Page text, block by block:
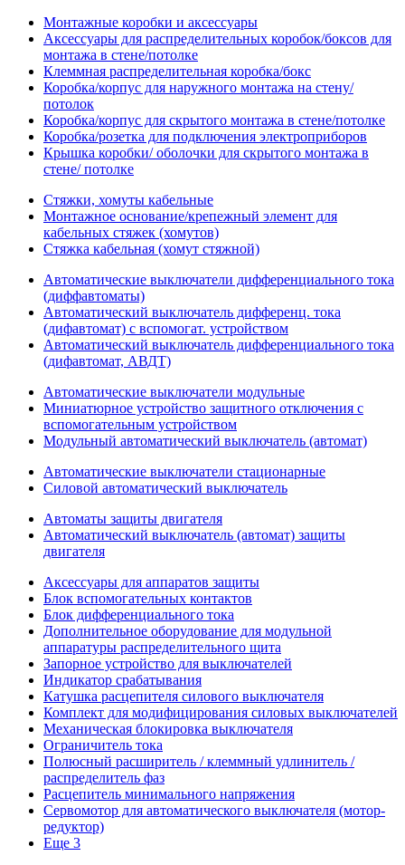
Монтажные коробки и аксессуары
Аксессуары для распределительных коробок/боксов для
монтажа в стене/потолке
Клеммная распределительная коробка/бокс
Коробка/корпус для наружного монтажа на стену/
потолок
Коробка/корпус для скрытого монтажа в стене/потолке
Коробка/розетка для подключения электроприборов
Крышка коробки/ оболочки для скрытого монтажа в
стене/ потолке
Стяжки, хомуты кабельные
Монтажное основание/крепежный элемент для
кабельных стяжек (хомутов)
Стяжка кабельная (хомут стяжной)
Автоматические выключатели дифференциального тока
(диффавтоматы)
Автоматический выключатель дифференц. тока
(дифавтомат) с вспомогат. устройством
Автоматический выключатель дифференциального тока
(дифавтомат, АВДТ)
Автоматические выключатели модульные
Миниатюрное устройство защитного отключения с
вспомогательным устройством
Модульный автоматический выключатель (автомат)
Автоматические выключатели стационарные
Силовой автоматический выключатель
Автоматы защиты двигателя
Автоматический выключатель (автомат) защиты
двигателя
Аксессуары для аппаратов защиты
Блок вспомогательных контактов
Блок дифференциального тока
Дополнительное оборудование для модульной
аппаратуры распределительного щита
Запорное устройство для выключателей
Индикатор срабатывания
Катушка расцепителя силового выключателя
Комплект для модифицирования силовых выключателей
Механическая блокировка выключателя
Ограничитель тока
Полюсный расширитель / клеммный удлинитель /
распределитель фаз
Расцепитель минимального напряжения
Сервомотор для автоматического выключателя (мотор-
редуктор)
Еще 3